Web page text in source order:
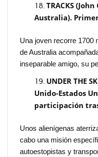
TRACKS
Australia).
Una joven recorre 1700
de Australia
inseparable amigo, su
UNDER THE
Unido-Estados
participación
Unos alienígenas
cabo una misión
autoestopistas y